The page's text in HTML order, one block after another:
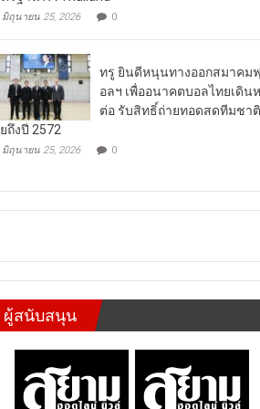
มิถุนายน 25, 2026 0
ทรู ยินดีหนุนทางออกสมาคม
อลฯ เพื่ออนาคตบอลไทยเดิน
ต่อ รับสิทธิ์ถ่ายทอดสดทีมชาติ
ถึงปี 2572
มิถุนายน 25, 2026 0
ผู้สนับสนุน